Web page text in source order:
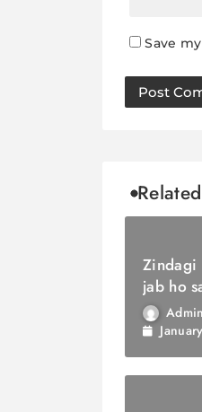
Save
Zindagi
jab ho
Lyrics /
जब हो